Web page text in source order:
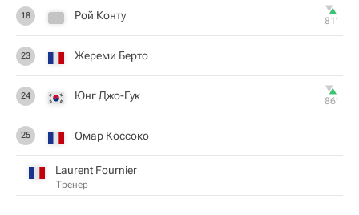
18 Рой Конту 81‎’‎
23 Жереми Берто
24 Юнг Джо-Гук 86‎’‎
25 Омар Коссоко
Laurent Fournier
Тренер